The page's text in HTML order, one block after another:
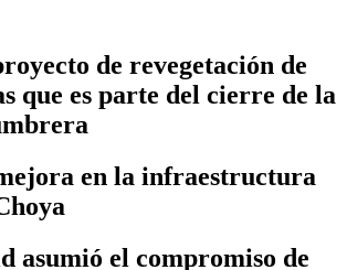
de revegetación de
que es parte del cierre de la
en la infraestructura
asumió el compromiso de